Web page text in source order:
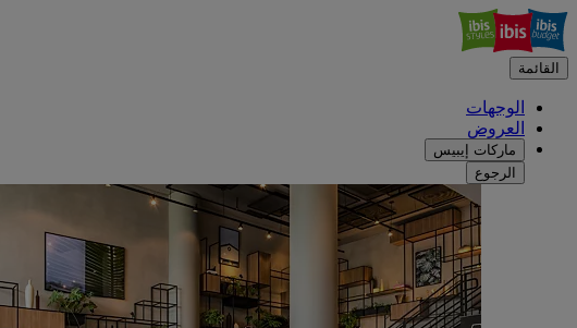
القائمة
الوجهات
العروض
ماركات إيبيس
الرجوع